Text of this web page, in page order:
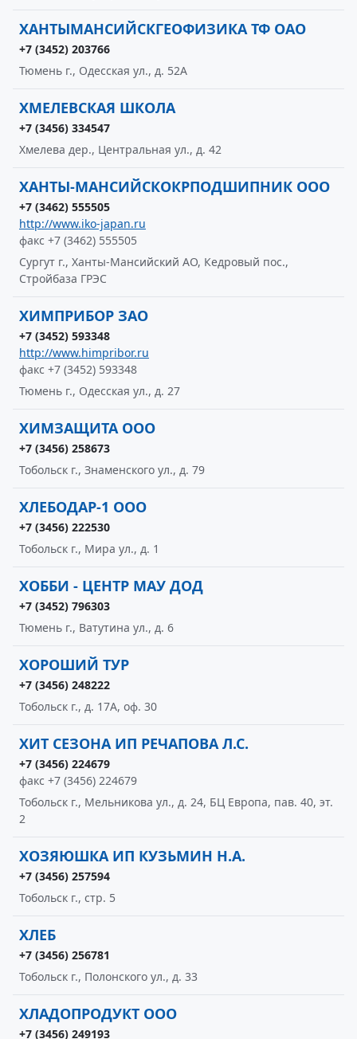
ХАНТЫМАНСИЙСКГЕОФИЗИКА ТФ ОАО
+7 (3452) 203766
Тюмень г., Одесская ул., д. 52А
ХМЕЛЕВСКАЯ ШКОЛА
+7 (3456) 334547
Хмелева дер., Центральная ул., д. 42
ХАНТЫ-МАНСИЙСКОКРПОДШИПНИК ООО
+7 (3462) 555505
http://www.iko-japan.ru
факс +7 (3462) 555505
Сургут г., Ханты-Мансийский АО, Кедровый пос.,
Стройбаза ГРЭС
ХИМПРИБОР ЗАО
+7 (3452) 593348
http://www.himpribor.ru
факс +7 (3452) 593348
Тюмень г., Одесская ул., д. 27
ХИМЗАЩИТА ООО
+7 (3456) 258673
Тобольск г., Знаменского ул., д. 79
ХЛЕБОДАР-1 ООО
+7 (3456) 222530
Тобольск г., Мира ул., д. 1
ХОББИ - ЦЕНТР МАУ ДОД
+7 (3452) 796303
Тюмень г., Ватутина ул., д. 6
ХОРОШИЙ ТУР
+7 (3456) 248222
Тобольск г., д. 17А, оф. 30
ХИТ СЕЗОНА ИП РЕЧАПОВА Л.С.
+7 (3456) 224679
факс +7 (3456) 224679
Тобольск г., Мельникова ул., д. 24, БЦ Европа, пав. 40, эт.
2
ХОЗЯЮШКА ИП КУЗЬМИН Н.А.
+7 (3456) 257594
Тобольск г., стр. 5
ХЛЕБ
+7 (3456) 256781
Тобольск г., Полонского ул., д. 33
ХЛАДОПРОДУКТ ООО
+7 (3456) 249193